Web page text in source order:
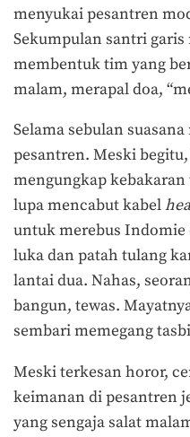
menyukai pesantren
Sekumpulan santri
membentuk tim yang
malam, merapal doa,
Selama sebulan
pesantren. Meski
mengungkap
lupa mencabut kabel
untuk merebus Indomie
luka dan patah tulang
lantai dua. Nahas,
bangun, tewas.
sembari memegang
Meski terkesan horor,
keimanan di pesantren
yang sengaja salat